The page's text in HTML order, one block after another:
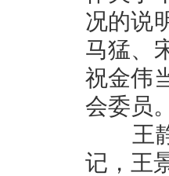
况的说
马猛、
祝金伟
会委员
王静
记，王